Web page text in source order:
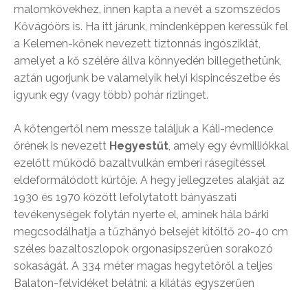
malomkövekhez, innen kapta a nevét a szomszédos
Kővágóörs is. Ha itt járunk, mindenképpen keressük fel
a Kelemen-kőnek nevezett tíztonnás ingósziklát,
amelyet a kő szélére állva könnyedén billegethetünk,
aztán ugorjunk be valamelyik helyi kispincészetbe és
igyunk egy (vagy több) pohár rizlinget.
A kőtengertől nem messze találjuk a Káli-medence
őrének is nevezett Hegyestűt, amely egy évmilliókkal
ezelőtt működő bazaltvulkán emberi rásegítéssel
eldeformálódott kürtője. A hegy jellegzetes alakját az
1930 és 1970 között lefolytatott bányászati
tevékenységek folytán nyerte el, aminek hála bárki
megcsodálhatja a tűzhányó belsejét kitöltő 20-40 cm
széles bazaltoszlopok orgonasípszerűen sorakozó
sokaságát. A 334 méter magas hegytetőről a teljes
Balaton-felvidéket belátni: a kilátás egyszerűen